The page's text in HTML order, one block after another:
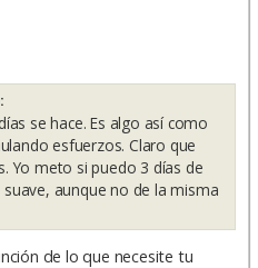
se hace. Es algo así como
esfuerzos. Claro que
Yo meto si puedo 3 días de
aunque no de la misma
de lo que necesite tu